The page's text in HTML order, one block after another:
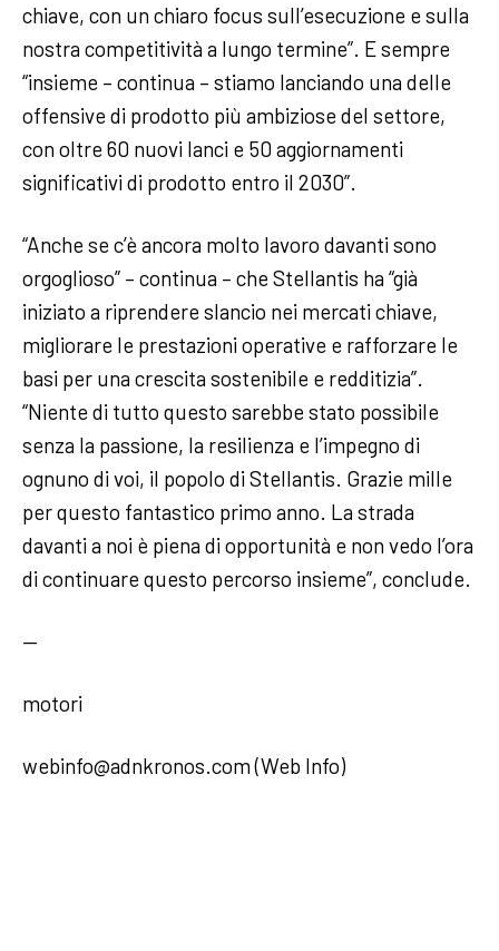
chiave, con un chiaro focus sull’esecuzione e sulla
nostra competitività a lungo termine”. E sempre
“insieme – continua – stiamo lanciando una delle
offensive di prodotto più ambiziose del settore,
con oltre 60 nuovi lanci e 50 aggiornamenti
significativi di prodotto entro il 2030”.
“Anche se c’è ancora molto lavoro davanti sono
orgoglioso” – continua – che Stellantis ha “già
iniziato a riprendere slancio nei mercati chiave,
migliorare le prestazioni operative e rafforzare le
basi per una crescita sostenibile e redditizia”.
“Niente di tutto questo sarebbe stato possibile
senza la passione, la resilienza e l’impegno di
ognuno di voi, il popolo di Stellantis. Grazie mille
per questo fantastico primo anno. La strada
davanti a noi è piena di opportunità e non vedo l’ora
di continuare questo percorso insieme”, conclude.
—
motori
webinfo@adnkronos.com (Web Info)